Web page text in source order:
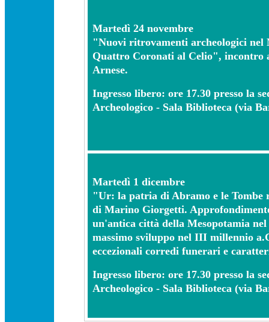
Martedì 24 novembre
"Nuovi ritrovamenti archeologici nel
Quattro Coronati al Celio", incontro
Arnese.
Ingresso libero: ore 17.30 presso la
Archeologico - Sala Biblioteca (via
Martedì 1 dicembre
"Ur: la patria di Abramo e le
di Marino Giorgetti.
un'antica città della Mesopotamia
massimo sviluppo nel III millennio
eccezionali corredi funerari e
Ingresso libero: ore 17.30 presso la
Archeologico - Sala Biblioteca (via